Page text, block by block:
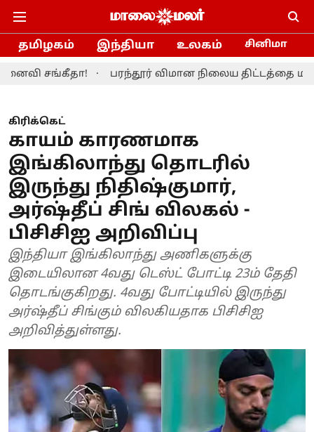
தமிழகம் இந்தியா உலகம் சினிமா
பரந்தூர் விமான நிலைய திட்டத்தை
கிரிக்கெட்
காயம் காரணமாக
இங்கிலாந்து தொடரில்
இருந்து நிதிஷ்குமார்,
அர்ஷ்தீப் சிங் விலகல் -
பிசிசிஐ அறிவிப்பு
இந்தியா இங்கிலாந்து அணிகளுக்கு
இடையிலான 4வது டெஸ்ட் போட்டி 23ம் தேதி
தொடங்குகிறது. 4வது போட்டியில் இருந்து
அர்ஷ்தீப் சிங்கும் விலகியதாக பிசிசிஐ
அறிவித்துள்ளது.